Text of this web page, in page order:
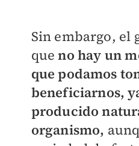
Sin embargo, el
que no hay un
que podamos
beneficiarnos,
producido
organismo,